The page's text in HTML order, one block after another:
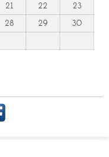
21 22
23
28 29
30